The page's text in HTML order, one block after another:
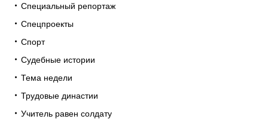
Специальный репортаж
Спецпроекты
Спорт
Судебные истории
Тема недели
Трудовые династии
Учитель равен солдату